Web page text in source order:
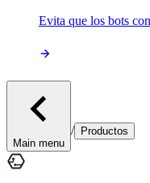
Evita que los bots
Main menu
/ Productos